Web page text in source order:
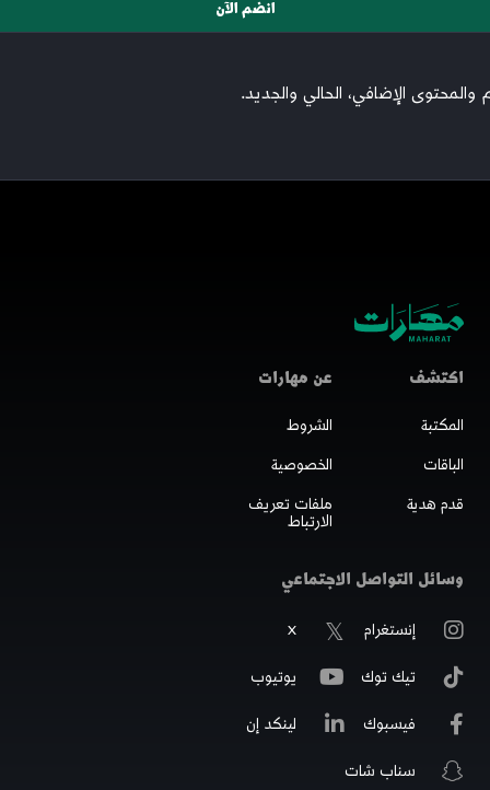
انضم الآن
الإضافي، الحالي والجديد.
اكتشف
المكتبة
الباقات
قدم هدية
عن مهارات
الشروط
الخصوصية
ملفات تعريف
الارتباط
وسائل التواصل الاجتماعي
إنستغرام
تيك توك
فيسبوك
سناب شات
X
يوتيوب
لينكد إن